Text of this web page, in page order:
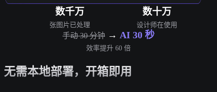
数千万
张图片已处理
数十万
设计师在使用
手动 30 分钟 → AI 30 秒
效率提升 60 倍
无需本地部署，开箱即用